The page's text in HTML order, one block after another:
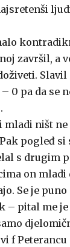
završil, a
Slavil
0 pa da se
mladi ništ
pogleđ si
s drugim
on mladi
Se je
– pital me je
f Peterancu